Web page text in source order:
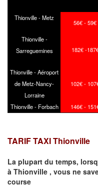
Thionville - Metz
56€ - 59€
Thionville -
Sarreguemines
182€ -
Thionville - Aéroport
de Metz-Nancy-
Lorraine
102€ -
Thionville - Forbach 146€ -
TARIF TAXI Thionville
La plupart du temps,
à Thionville , vous ne
course